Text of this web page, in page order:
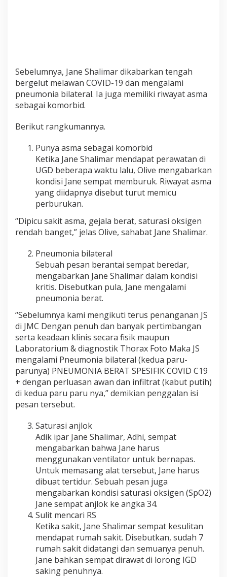
Sebelumnya, Jane Shalimar dikabarkan tengah
bergelut melawan COVID-19 dan mengalami
pneumonia bilateral. Ia juga memiliki riwayat asma
sebagai komorbid.
Berikut rangkumannya.
Punya asma sebagai komorbid
Ketika Jane Shalimar mendapat perawatan di
UGD beberapa waktu lalu, Olive mengabarkan
kondisi Jane sempat memburuk. Riwayat asma
yang diidapnya disebut turut memicu
perburukan.
“Dipicu sakit asma, gejala berat, saturasi oksigen
rendah banget,” jelas Olive, sahabat Jane Shalimar.
Pneumonia bilateral
Sebuah pesan berantai sempat beredar,
mengabarkan Jane Shalimar dalam kondisi
kritis. Disebutkan pula, Jane mengalami
pneumonia berat.
“Sebelumnya kami mengikuti terus penanganan JS
di JMC Dengan penuh dan banyak pertimbangan
serta keadaan klinis secara fisik maupun
Laboratorium & diagnostik Thorax Foto Maka JS
mengalami Pneumonia bilateral (kedua paru-
parunya) PNEUMONIA BERAT SPESIFIK COVID C19
+ dengan perluasan awan dan infiltrat (kabut putih)
di kedua paru paru nya,” demikian penggalan isi
pesan tersebut.
Saturasi anjlok
Adik ipar Jane Shalimar, Adhi, sempat
mengabarkan bahwa Jane harus
menggunakan ventilator untuk bernapas.
Untuk memasang alat tersebut, Jane harus
dibuat tertidur. Sebuah pesan juga
mengabarkan kondisi saturasi oksigen (SpO2)
Jane sempat anjlok ke angka 34.
Sulit mencari RS
Ketika sakit, Jane Shalimar sempat kesulitan
mendapat rumah sakit. Disebutkan, sudah 7
rumah sakit didatangi dan semuanya penuh.
Jane bahkan sempat dirawat di lorong IGD
saking penuhnya.